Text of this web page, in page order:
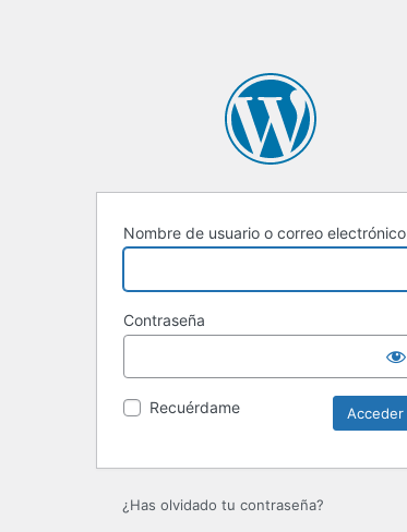
Nombre de usuario o correo electrónico
Contraseña
Recuérdame
¿Has olvidado tu contraseña?